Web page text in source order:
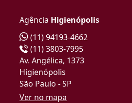
Agência Higienópolis
(11) 94193-4662
(11) 3803-7995
Av. Angélica, 1373
Higienópolis
São Paulo - SP
Ver no mapa